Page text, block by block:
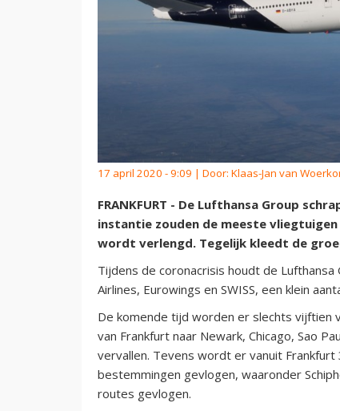
17 april 2020 - 9:09 | Door: Klaas-Jan van
FRANKFURT - De Lufthansa Group
instantie zouden de meeste
wordt verlengd. Tegelijk kleedt de
Tijdens de coronacrisis houdt de
Airlines, Eurowings en SWISS, een klein
De komende tijd worden er slechts vijftien
van Frankfurt naar Newark, Chicago, Sao
vervallen. Tevens wordt er vanuit
bestemmingen gevlogen, waaronder
routes gevlogen.